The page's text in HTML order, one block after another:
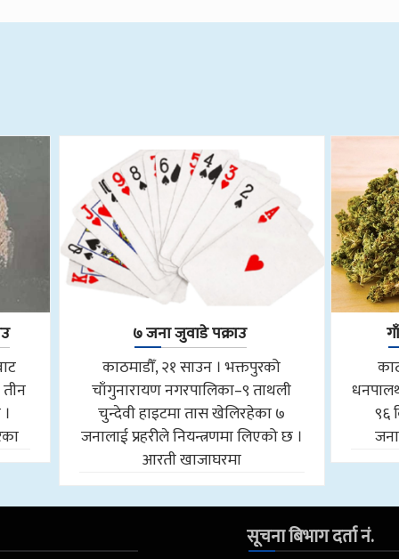
७ जना जुवाडे पक्राउ
काठमाडौँ, २१ साउन । भक्तपुरको
चाँगुनारायण नगरपालिका–९ ताथली
चुन्देवी हाइटमा तास खेलिरहेका ७
जनालाई प्रहरीले नियन्त्रणमा लिएको छ ।
आरती खाजाघरमा
९६
सूचना बिभाग दर्ता नं.